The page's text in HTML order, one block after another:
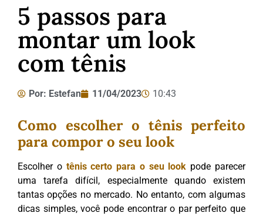
5 passos para
montar um look
com tênis
Por: Estefan 11/04/2023 10:43
Como escolher o tênis perfeito
para compor o seu look
Escolher o tênis certo para o seu look pode parecer
uma tarefa difícil, especialmente quando existem
tantas opções no mercado. No entanto, com algumas
dicas simples, você pode encontrar o par perfeito que